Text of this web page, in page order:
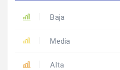
Baja
Media
Alta